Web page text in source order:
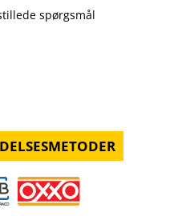
spørgsmål